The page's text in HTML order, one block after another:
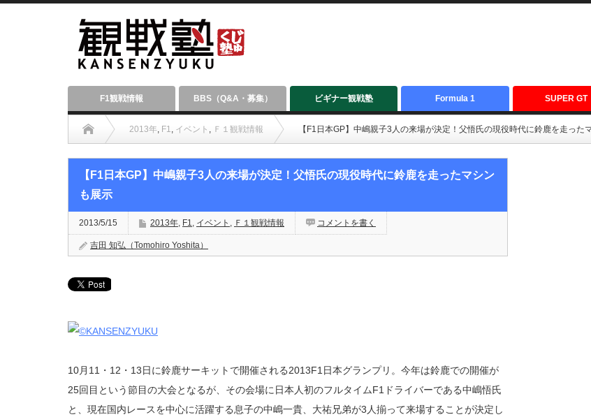
F1観戦情報 BBS（Q&A・募集） ビギナー観戦塾 Formula 1 SUPER GT
2013年, F1, イベント , Ｆ１観戦情報 【F1日本GP】中嶋親子3人の来場が決定！父悟氏の現役時代に鈴鹿を走った
【F1日本GP】中嶋親子3人の来場が決定！父悟氏の現役時代に鈴鹿を走ったマシン
も展示
2013/5/15 2013年, F1, イベント , Ｆ１観戦情報 コメントを書く
吉田 知弘（Tomohiro Yoshita）
10月11・12・13日に鈴鹿サーキットで開催される2013F1日本グランプリ。今年は鈴鹿での開催が
25回目という節目の大会となるが、その会場に日本人初のフルタイムF1ドライバーである中嶋悟氏
と、現在国内レースを中心に活躍する息子の中嶋一貴、大祐兄弟が3人揃って来場することが決定し